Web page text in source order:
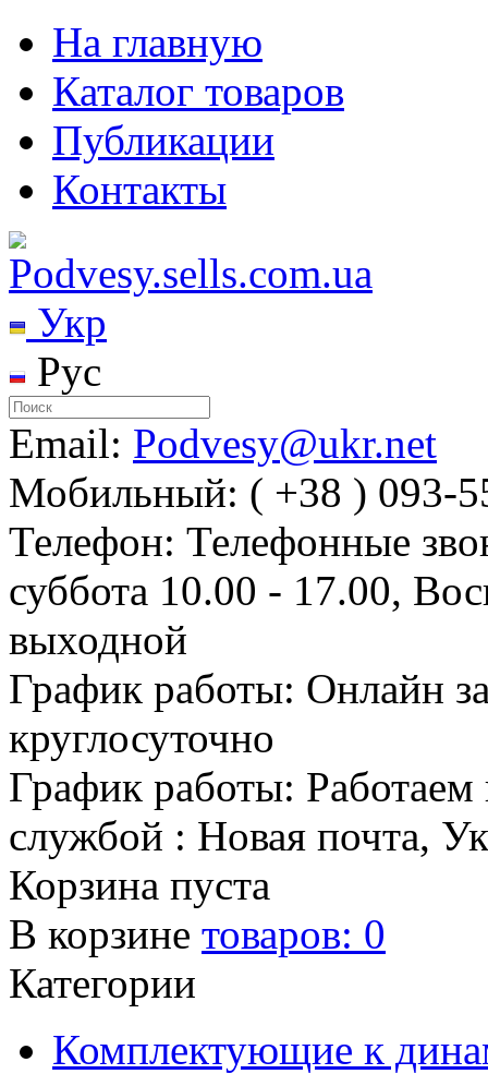
На главную
Каталог товаров
Публикации
Контакты
Укр
Рус
Email: Podvesy@ukr.net
Мобильный: ( +38 ) 093-
Телефон: Телефонные
суббота 10.00 - 17.00,
выходной
График работы: Онлайн
круглосуточно
График работы: Работаем
службой : Новая почта,
Корзина пуста
В корзине товаров: 0
Категории
Комплектующие к